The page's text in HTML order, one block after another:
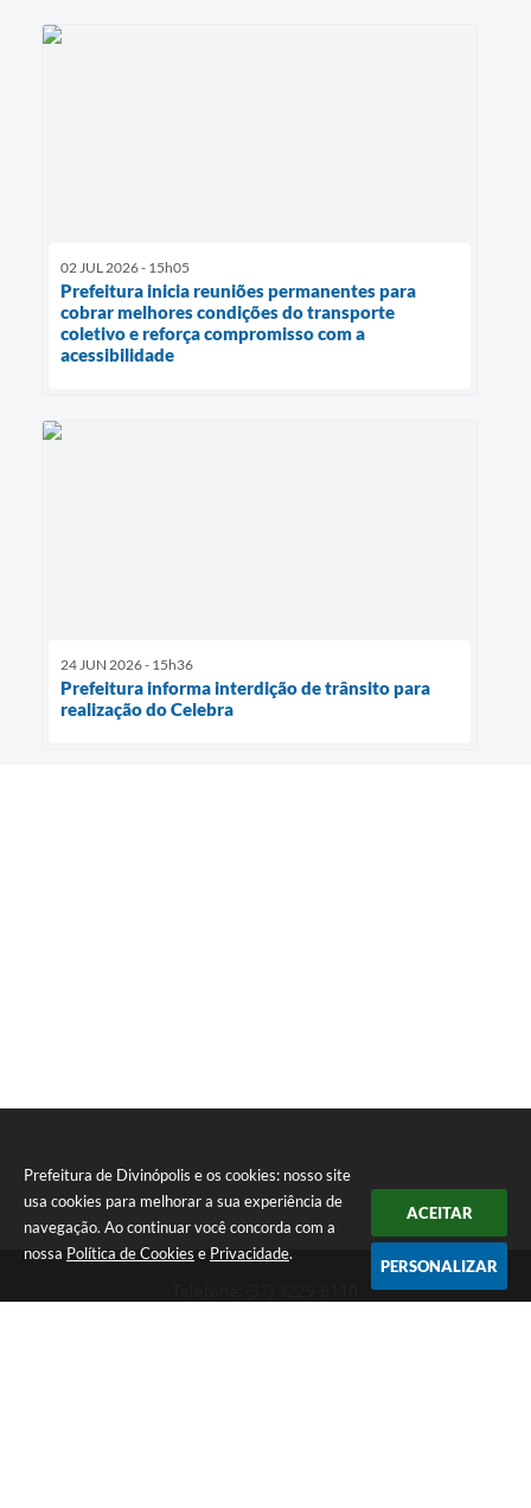
Prefeitura de Divinópolis e os cookies: nosso site
usa cookies para melhorar a sua experiência de
navegação. Ao continuar você concorda com a
nossa Política de Cookies e Privacidade.
ACEITAR
PERSONALIZAR
02 JUL 2026 - 15h05
Prefeitura inicia reuniões permanentes para
cobrar melhores condições do transporte
coletivo e reforça compromisso com a
acessibilidade
24 JUN 2026 - 15h36
Prefeitura informa interdição de trânsito para
realização do Celebra